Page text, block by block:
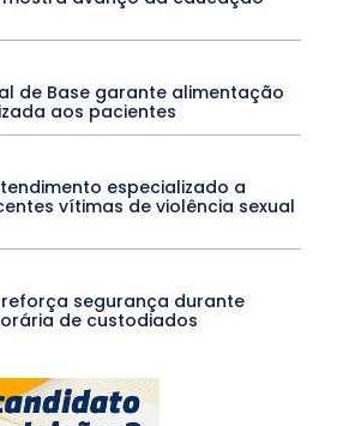
TEATRO TECNOLOGIA
TIC TAC
Mais
de Base garante alimentação
aos pacientes
especializado a
vítimas de violência sexual
segurança durante
de custodiados